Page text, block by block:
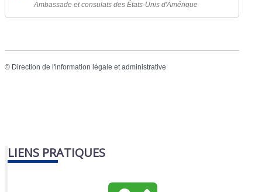
Ambassade et consulats des États-Unis d'Amérique
© Direction de l'information légale et administrative
LIENS PRATIQUES